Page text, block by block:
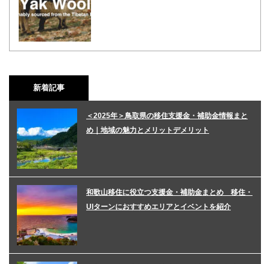
新着記事
＜2025年＞鳥取県の移住支援金・補助金情報まと
め｜地域の魅力とメリットデメリット
和歌山移住に役立つ支援金・補助金まとめ 移住・
UIターンにおすすめエリアとイベントを紹介